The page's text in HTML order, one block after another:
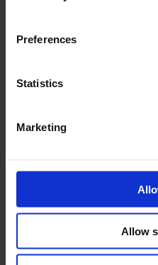
Preferences
Statistics
Marketing
Allow
Frontu